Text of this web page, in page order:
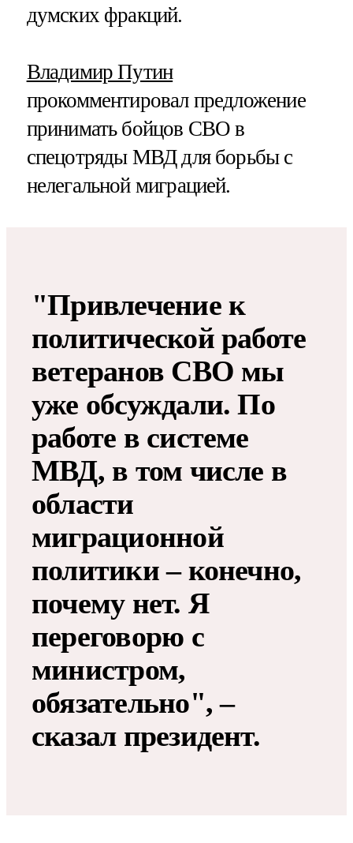
думских фракций.
Владимир Путин
прокомментировал предложение
принимать бойцов СВО в
спецотряды МВД для борьбы с
нелегальной миграцией.
"Привлечение к
политической работе
ветеранов СВО мы
уже обсуждали. По
работе в системе
МВД, в том числе в
области
миграционной
политики – конечно,
почему нет. Я
переговорю с
министром,
обязательно", –
сказал президент.